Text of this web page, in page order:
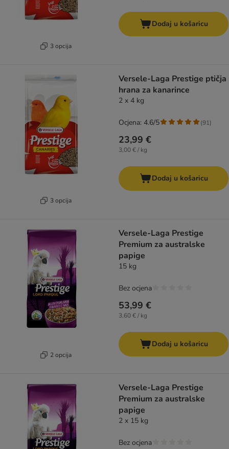
3 opcija
Dodaj u košaricu
3 opcija
Versele-Laga Prestige ptičja
hrana za kanarince
2 x 4 kg
23,99 €
3,00 € / kg
Ocjena: 4.6/5 (91)
Dodaj u košaricu
2 opcija
Versele-Laga Prestige
Premium za australske
papige
15 kg
53,99 €
3,60 € / kg
Bez ocjena
Dodaj u košaricu
Versele-Laga Prestige
Premium za australske
papige
2 x 15 kg
Bez ocjena